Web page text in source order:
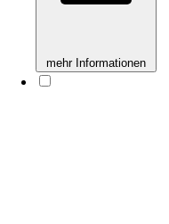
mehr Informationen